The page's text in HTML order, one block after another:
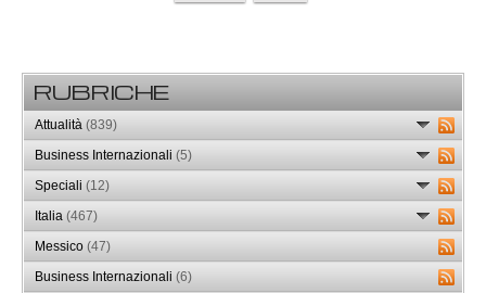
RUBRICHE
Attualità (839)
Business Internazionali (5)
Speciali (12)
Italia (467)
Messico (47)
Business Internazionali (6)